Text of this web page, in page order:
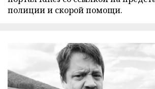
полиции и скорой помощи.